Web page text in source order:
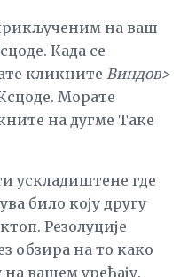
на ваш
Када се
кликните Виндов>
Морате
на дугме Таке
ускладиштене где
било коју другу
Резолуције
обзира на то како
на вашем уређају.